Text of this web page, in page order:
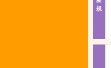
規